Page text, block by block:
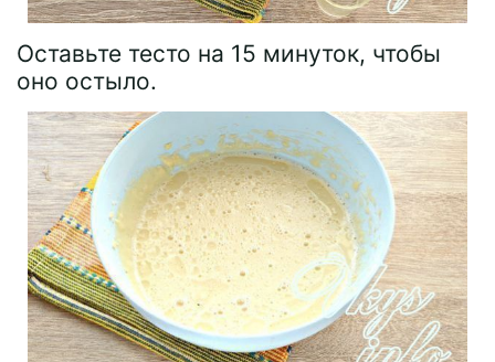
Оставьте тесто на 15 минуток, чтобы
оно остыло.